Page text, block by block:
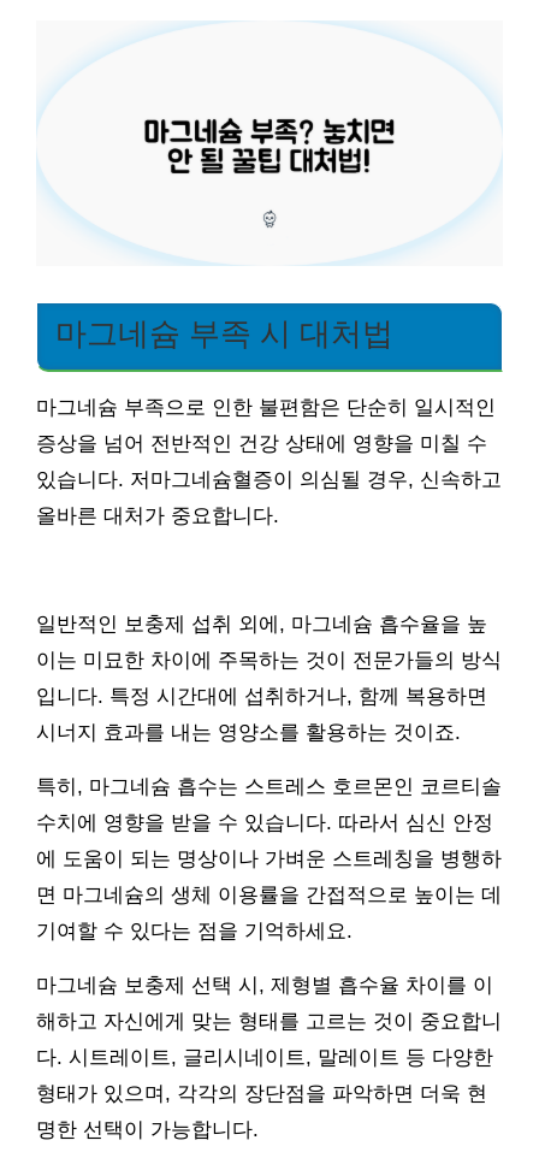
마그네슘 부족 시 대처법
마그네슘 부족으로 인한 불편함은 단순히 일시적인
증상을 넘어 전반적인 건강 상태에 영향을 미칠 수
있습니다. 저마그네슘혈증이 의심될 경우, 신속하고
올바른 대처가 중요합니다.
일반적인 보충제 섭취 외에, 마그네슘 흡수율을 높
이는 미묘한 차이에 주목하는 것이 전문가들의 방식
입니다. 특정 시간대에 섭취하거나, 함께 복용하면
시너지 효과를 내는 영양소를 활용하는 것이죠.
특히, 마그네슘 흡수는 스트레스 호르몬인 코르티솔
수치에 영향을 받을 수 있습니다. 따라서 심신 안정
에 도움이 되는 명상이나 가벼운 스트레칭을 병행하
면 마그네슘의 생체 이용률을 간접적으로 높이는 데
기여할 수 있다는 점을 기억하세요.
마그네슘 보충제 선택 시, 제형별 흡수율 차이를 이
해하고 자신에게 맞는 형태를 고르는 것이 중요합니
다. 시트레이트, 글리시네이트, 말레이트 등 다양한
형태가 있으며, 각각의 장단점을 파악하면 더욱 현
명한 선택이 가능합니다.